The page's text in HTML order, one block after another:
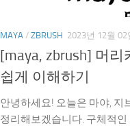
MAYA / ZBRUSH 2023년 12월 02
[maya, zbrush] 머
쉽게 이해하기
안녕하세요! 오늘은 마야, 지
정리해보겠습니다. 구체적